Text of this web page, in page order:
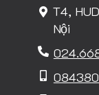
T4,
Nội